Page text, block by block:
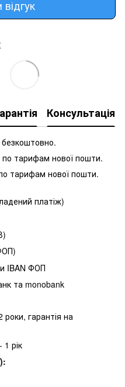
Консультація
тарифам нової пошти.
тарифам нової пошти.
платіж)
IBAN ФОП
та monobank
гарантія на
1 рік